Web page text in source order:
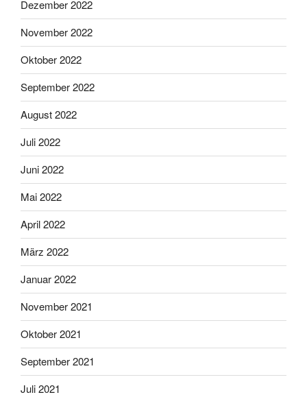
Dezember 2022
November 2022
Oktober 2022
September 2022
August 2022
Juli 2022
Juni 2022
Mai 2022
April 2022
März 2022
Januar 2022
November 2021
Oktober 2021
September 2021
Juli 2021